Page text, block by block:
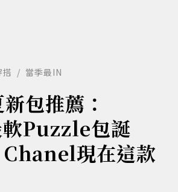
搭 當季最IN
包推薦：
Puzzle包誕
現在這款